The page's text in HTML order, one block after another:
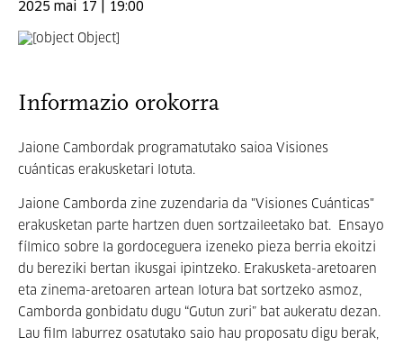
2025 mai 17 | 19:00
Informazio orokorra
Jaione Cambordak programatutako saioa Visiones
cuánticas erakusketari lotuta.
Jaione Camborda zine zuzendaria da "Visiones Cuánticas"
erakusketan parte hartzen duen sortzaileetako bat. Ensayo
fílmico sobre la gordoceguera izeneko pieza berria ekoitzi
du bereziki bertan ikusgai ipintzeko. Erakusketa-aretoaren
eta zinema-aretoaren artean lotura bat sortzeko asmoz,
Camborda gonbidatu dugu “Gutun zuri” bat aukeratu dezan.
Lau film laburrez osatutako saio hau proposatu digu berak,